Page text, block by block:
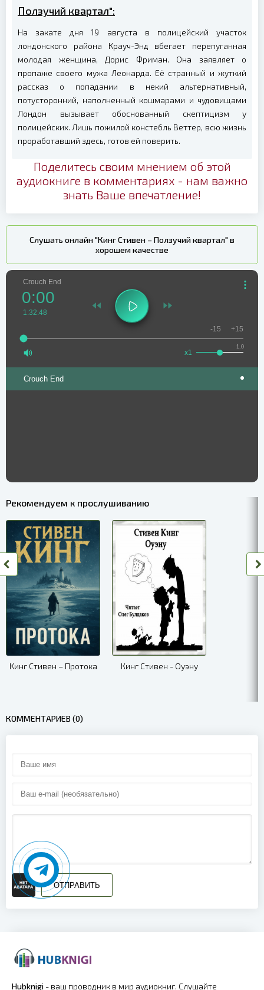
Ползучий квартал":
На закате дня 19 августа в полицейский участок
лондонского района Крауч-Энд вбегает перепуганная
молодая женщина, Дорис Фриман. Она заявляет о
пропаже своего мужа Леонарда. Её странный и жуткий
рассказ о попадании в некий альтернативный,
потусторонний, наполненный кошмарами и чудовищами
Лондон вызывает обоснованный скептицизм у
полицейских. Лишь пожилой констебль Веттер, всю жизнь
проработавший здесь, готов ей поверить.
Поделитесь своим мнением об этой
аудиокниге в комментариях - нам важно
знать Ваше впечатление!
Слушать онлайн "Кинг Стивен – Ползучий квартал" в
хорошем качестве
Crouch End
0:00
1:32:48
1.0
x1
-15 +15
Crouch End
Рекомендуем к прослушиванию
Кинг Стивен – Протока Кинг Стивен - Оуэну
КОММЕНТАРИЕВ (0)
ОТПРАВИТЬ
Hubknigi - ваш проводник в мир аудиокниг. Слушайте